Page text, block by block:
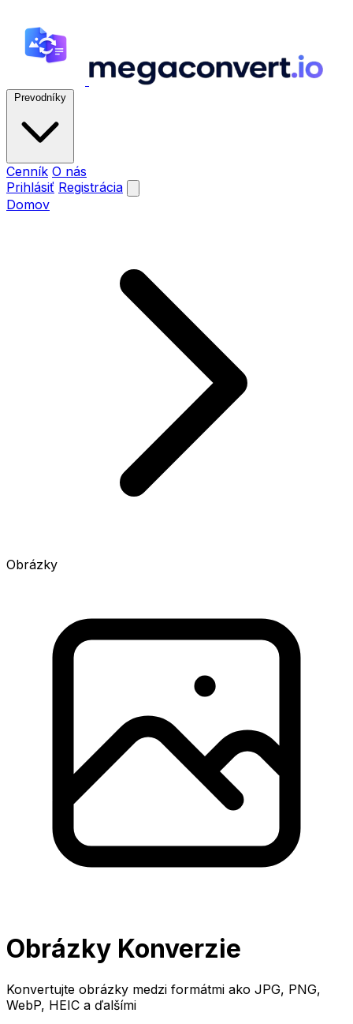
Prevodníky
Cenník O nás
Prihlásiť Registrácia
Domov
Obrázky
Obrázky Konverzie
Konvertujte obrázky medzi formátmi ako JPG, PNG,
WebP, HEIC a ďalšími